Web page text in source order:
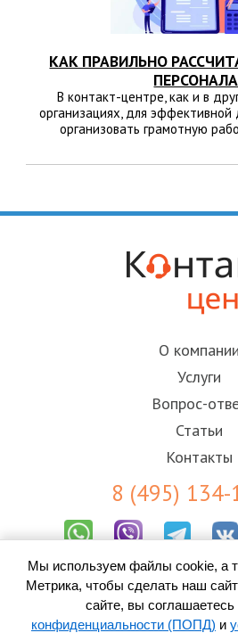
КАК ПРАВИЛЬНО
В контакт-центре, как и в
организациях, для эффективной
организовать грамотную
О компании
Услуги
Вопрос-
Статьи
Контакты
8 (495)
Результаты
Пользовательское
Политика
Согласие на обработку
Мы используем файлы cookie, а
Метрика, чтобы сделать наш
сайте, вы соглашаетесь
конфиденциальности (ПОПД) и